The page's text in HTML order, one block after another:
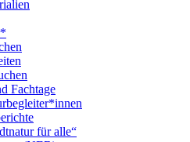
Fachtage
für alle“